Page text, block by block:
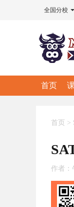
全国分校
首页
首页 >
作者：